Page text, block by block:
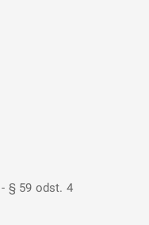
§ 59 odst. 4